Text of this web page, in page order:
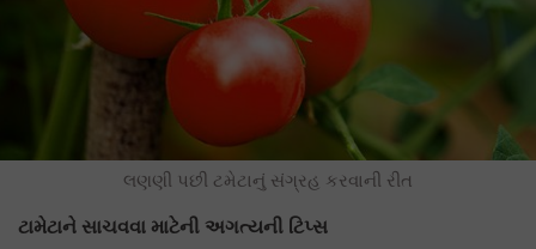
લણણી પછી ટમેટાનું સંગ્રહ કરવાની રીત
ટામેટાને સાચવવા માટેની અગત્યની ટિપ્સ